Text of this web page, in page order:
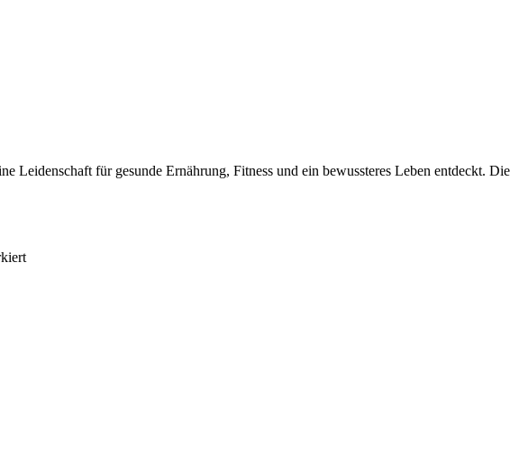
Leidenschaft für gesunde Ernährung, Fitness und ein bewussteres Leben entdeckt.